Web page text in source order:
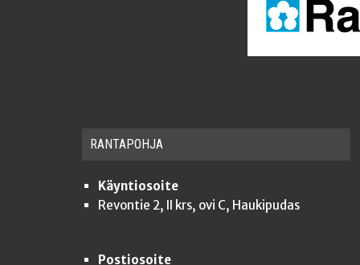
RAN­TA­POH­JA
Käyntiosoite
Revontie 2, II krs, ovi C, Haukipudas
Postiosoite